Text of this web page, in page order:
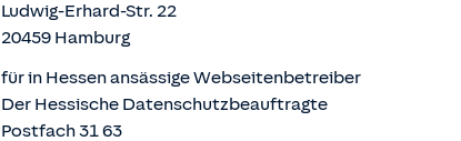
Ludwig-Erhard-Str. 22
20459 Hamburg
für in Hessen ansässige Webseitenbetreiber
Der Hessische Datenschutzbeauftragte
Postfach 31 63